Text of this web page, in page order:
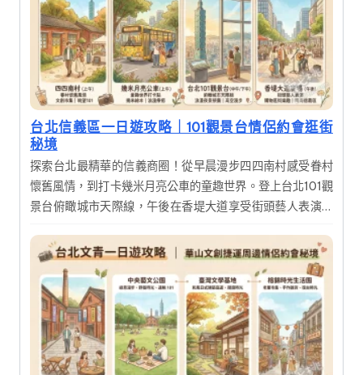
台北信義區一日遊攻略｜101觀景台情侶約會逛街
秘境
探索台北最精華的信義商圈！從早晨漫步四四南村感受眷村
懷舊風情，到打卡幾米月亮公車的童趣世界。登上台北101觀
景台俯瞰城市天際線，午後在香堤大道享受街頭藝人表演與
完美一日遊，帶您深度體驗台北的多元魅力。